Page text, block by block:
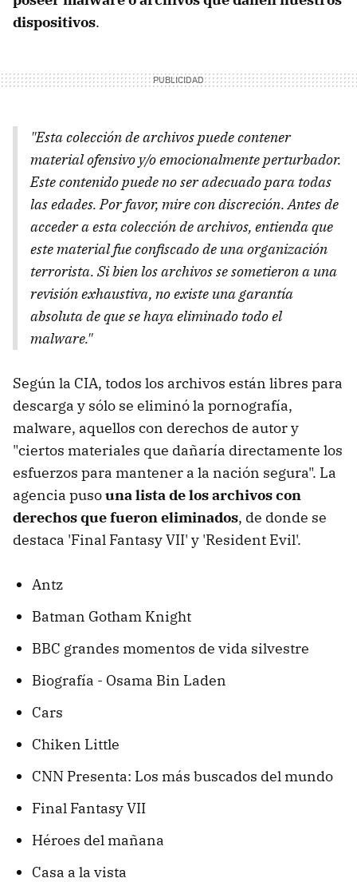
dispositivos.
"Esta colección de archivos puede contener
material ofensivo y/o emocionalmente perturbador.
Este contenido puede no ser adecuado para todas
las edades. Por favor, mire con discreción. Antes de
acceder a esta colección de archivos, entienda que
este material fue confiscado de una organización
terrorista. Si bien los archivos se sometieron a una
revisión exhaustiva, no existe una garantía
absoluta de que se haya eliminado todo el
malware."
Según la CIA, todos los archivos están libres para
descarga y sólo se eliminó la pornografía,
malware, aquellos con derechos de autor y
"ciertos materiales que dañaría directamente los
esfuerzos para mantener a la nación segura". La
agencia pusouna lista de los archivos con
derechos que fueron eliminados, de donde se
destaca 'Final Fantasy VII' y 'Resident Evil'.
Antz
Batman Gotham Knight
BBC grandes momentos de vida silvestre
Biografía - Osama Bin Laden
Cars
Chiken Little
CNN Presenta: Los más buscados del mundo
Final Fantasy VII
Héroes del mañana
Casa a la vista